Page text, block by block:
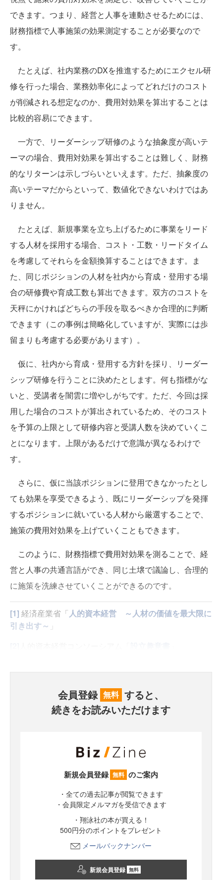
できます。つまり、経営と人事を連動させるためには、
財務指標で人事施策の効果測定することが必要なので
す。
たとえば、社内業務のDXを推進するためにエクセル研
修を行った場合、業務効率化によってどれだけのコスト
が削減される想定なのか、費用対効果を算出することは
比較的容易にできます。
一方で、リーダーシップ研修のような抽象度が高いテ
ーマの場合、費用対効果を算出することは難しく、財務
的なリターンは示しづらいといえます。ただ、抽象度の
高いテーマだからといって、数値化できないわけではあ
りません。
たとえば、新規事業を立ち上げるために事業をリード
する人材を採用する場合、コスト・工数・リードタイム
を考慮してそれらを金額換算することはできます。ま
た、同じポジションの人材を社内から育成・登用する場
合の研修費や育成工数も算出できます。双方のコストを
天秤にかければどちらの手段を取るべきか合理的に判断
できます（この事例は簡略化していますが、実際には歩
留まりも考慮する必要があります）。
仮に、社内から育成・登用する方針を採り、リーダー
シップ研修を行うことに決めたとします。何も指標がな
いと、受講者を闇雲に増やしがちです。ただ、今回は採
用した場合のコストが算出されているため、そのコスト
を予算の上限として研修内容と受講人数を決めていくこ
とになります。上限があるだけで意識が異なるわけで
す。
さらに、仮に当該ポジションに登用できなかったとし
ても効果を享受できるよう、既にリーダーシップを発揮
するポジションに就いている人材から厳選することで、
施策の費用対効果を上げていくこともできます。
このように、財務指標で費用対効果を測ることで、経
営と人事の共通言語ができ、同じ土壌で議論し、合理的
に施策を洗練させていくことができるのです。
[1] 経済産業省「人的資本経営 ～人材の価値を最大限に
引き出す～ 」
会員登録 無料 すると、
続きをお読みいただけます
新規会員登録 無料 のご案内
・全ての過去記事が閲覧できます
・会員限定メルマガを受信できます
・翔泳社の本が買える！
500円分のポイントをプレゼント
メールバックナンバー
新規会員登録 無料